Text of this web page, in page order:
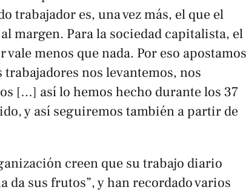
trabajador es, una vez más, el que el
margen. Para la sociedad capitalista, el
menos que nada. Por eso apostamos
nos levantemos, nos
[…] así lo hemos hecho durante los 37
y así seguiremos también a partir de
creen que su trabajo diario
da sus frutos”, y han recordado varios